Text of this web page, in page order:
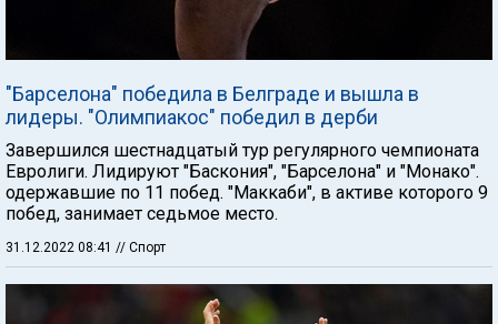
"Барселона" победила в Белграде и вышла в
лидеры. "Олимпиакос" победил в дерби
Завершился шестнадцатый тур регулярного чемпионата
Евролиги. Лидируют "Баскония", "Барселона" и "Монако".
одержавшие по 11 побед. "Маккаби", в активе которого 9
побед, занимает седьмое место.
31.12.2022 08:41 // Спорт